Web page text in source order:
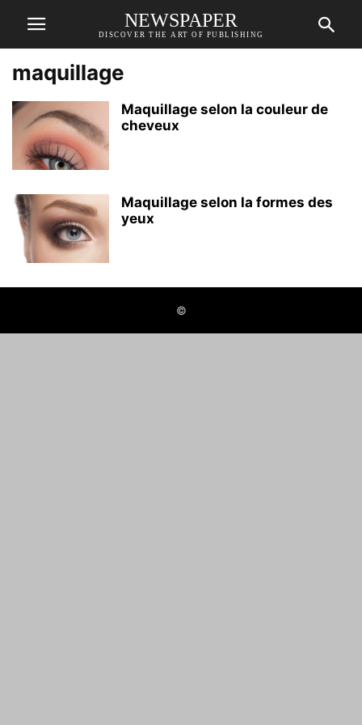
NEWSPAPER
DISCOVER THE ART OF PUBLISHING
maquillage
Maquillage selon la couleur de
cheveux
Maquillage selon la formes des
yeux
©